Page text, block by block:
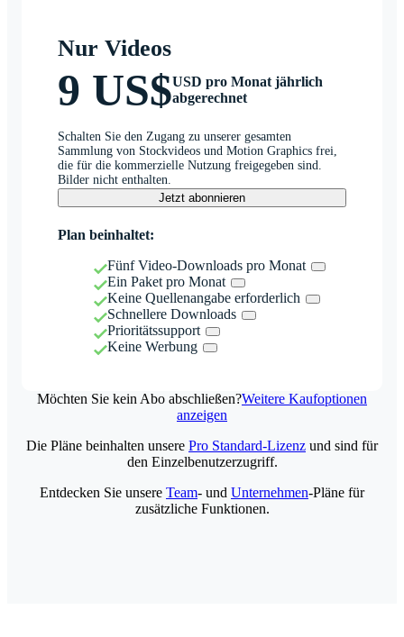
Nur Videos
9 US$USD pro Monat jährlich
abgerechnet
Schalten Sie den Zugang zu unserer gesamten
Sammlung von Stockvideos und Motion Graphics frei,
die für die kommerzielle Nutzung freigegeben sind.
Bilder nicht enthalten.
Jetzt abonnieren
Plan beinhaltet:
Fünf Video-Downloads pro Monat
Ein Paket pro Monat
Keine Quellenangabe erforderlich
Schnellere Downloads
Prioritätssupport
Keine Werbung
Möchten Sie kein Abo abschließen?Weitere Kaufoptionen
anzeigen
Die Pläne beinhalten unsere Pro Standard-Lizenz und sind für
den Einzelbenutzerzugriff.
Entdecken Sie unsere Team- und Unternehmen-Pläne für
zusätzliche Funktionen.